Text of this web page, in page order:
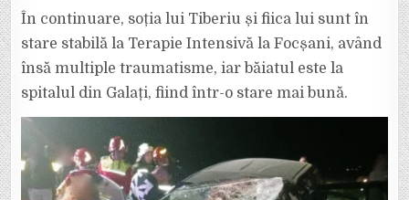
În continuare, soția lui Tiberiu și fiica lui sunt în
stare stabilă la Terapie Intensivă la Focșani, având
însă multiple traumatisme, iar băiatul este la
spitalul din Galați, fiind într-o stare mai bună.